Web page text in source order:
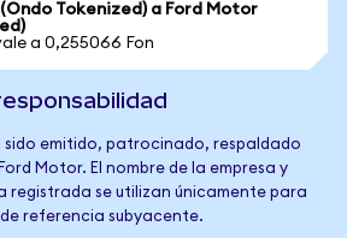
Tokenized) a Ford Motor
a 0,255066 Fon
sido emitido, patrocinado, respaldado
Motor. El nombre de la empresa y
registrada se utilizan únicamente para
referencia subyacente.